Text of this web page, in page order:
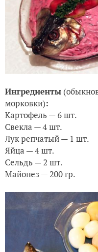
Ингредиенты
морковки):
Картофель — 6 шт.
Свекла — 4 шт.
Лук репчатый — 1 шт.
Яйца — 4 шт.
Сельдь — 2 шт.
Майонез — 200 гр.